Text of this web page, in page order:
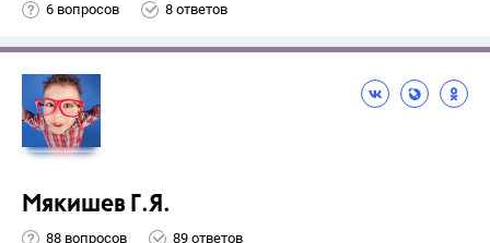
6 вопросов 8 ответов
Мякишев Г.Я.
88 вопросов 89 ответов